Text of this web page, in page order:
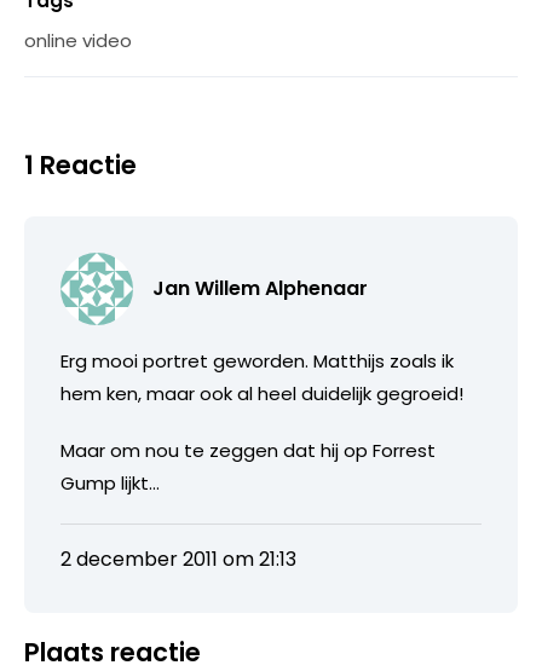
online video
1 Reactie
Jan Willem Alphenaar
Erg mooi portret geworden. Matthijs zoals ik
hem ken, maar ook al heel duidelijk gegroeid!
Maar om nou te zeggen dat hij op Forrest
Gump lijkt…
2 december 2011 om 21:13
Plaats reactie